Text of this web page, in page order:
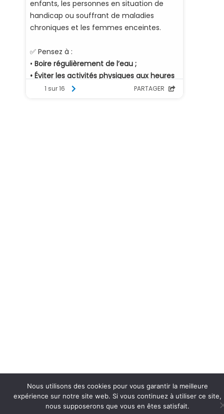
Nous utilisons des cookies pour vous garantir la meilleure
expérience sur notre site web. Si vous continuez à utiliser ce site,
nous supposerons que vous en êtes satisfait.